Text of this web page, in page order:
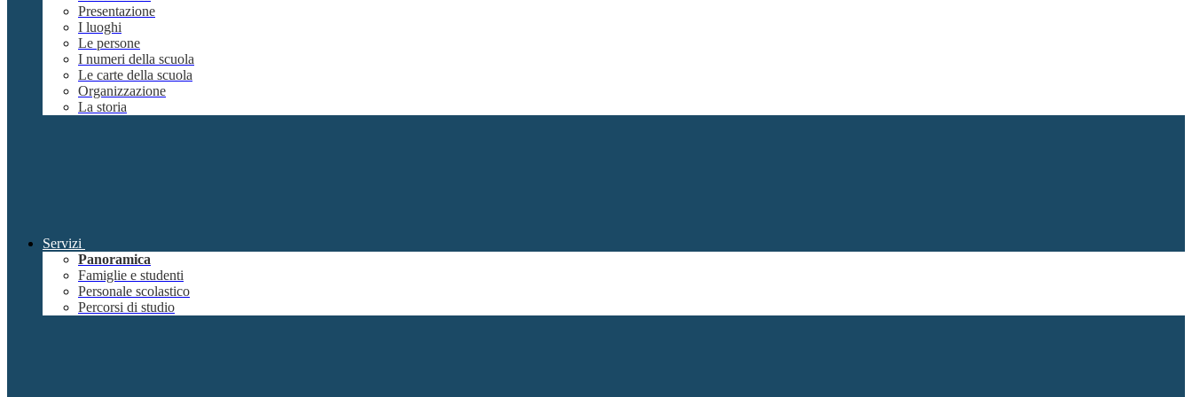
Presentazione
I luoghi
Le persone
I numeri della scuola
Le carte della scuola
Organizzazione
La storia
Servizi
Panoramica
Famiglie e studenti
Personale scolastico
Percorsi di studio